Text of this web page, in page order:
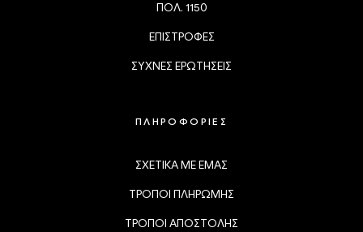
ΠΟΛ. 1150
ΕΠΙΣΤΡΟΦΕΣ
ΣΥΧΝΕΣ ΕΡΩΤΗΣΕΙΣ
ΠΛΗΡΟΦΟΡΙΕΣ
ΣΧΕΤΙΚΑ ΜΕ ΕΜΑΣ
ΤΡΟΠΟΙ ΠΛΗΡΩΜΗΣ
ΤΡΟΠΟΙ ΑΠΟΣΤΟΛΗΣ